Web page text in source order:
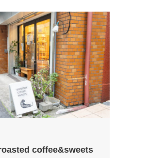
coffee&sweets